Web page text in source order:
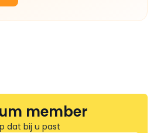
member
dat bij u past